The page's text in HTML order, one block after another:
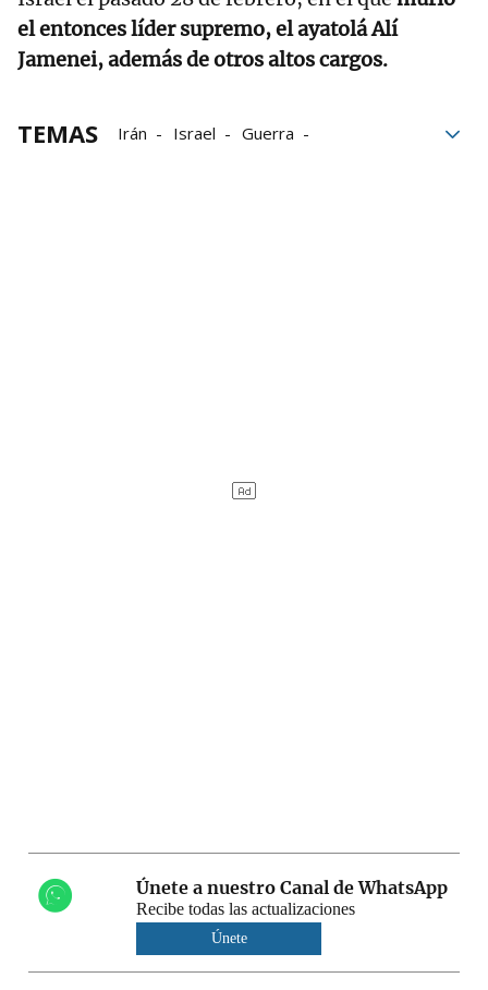
el entonces líder supremo, el ayatolá Alí
Jamenei, además de otros altos cargos.
TEMAS Irán Israel
Guerra
Únete a nuestro Canal de WhatsApp
Recibe todas las actualizaciones
Únete